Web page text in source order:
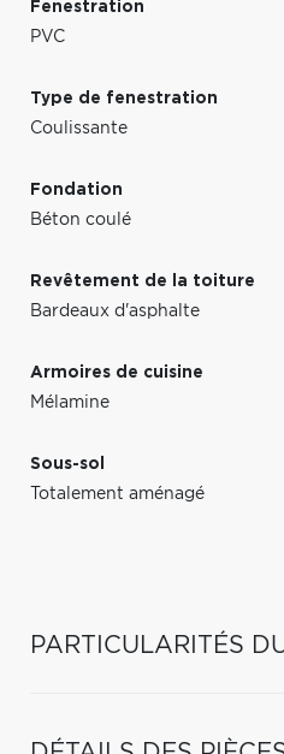
Fenestration
PVC
Type de fenestration
Coulissante
Fondation
Béton coulé
Revêtement de la toiture
Bardeaux d'asphalte
Armoires de cuisine
Mélamine
Sous-sol
Totalement aménagé
PARTICULARITÉS